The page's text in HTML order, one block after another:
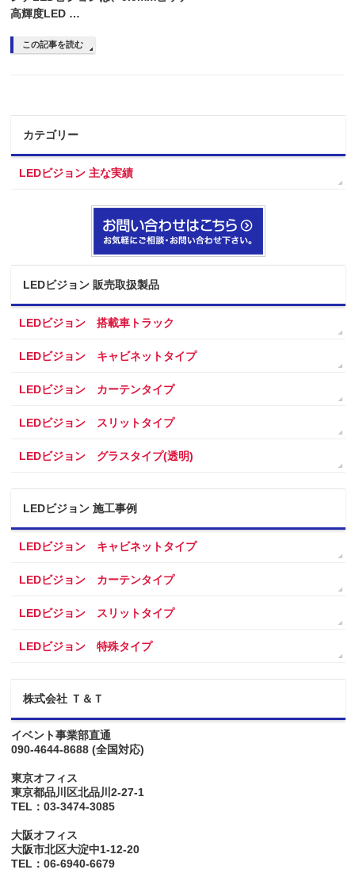
高輝度LED …
この記事を読む
カテゴリー
LEDビジョン 主な実績
LEDビジョン 販売取扱製品
LEDビジョン 搭載車トラック
LEDビジョン キャビネットタイプ
LEDビジョン カーテンタイプ
LEDビジョン スリットタイプ
LEDビジョン グラスタイプ(透明)
LEDビジョン 施工事例
LEDビジョン キャビネットタイプ
LEDビジョン カーテンタイプ
LEDビジョン スリットタイプ
LEDビジョン 特殊タイプ
株式会社 Ｔ＆Ｔ
イベント事業部直通
090-4644-8688 (全国対応)
東京オフィス
東京都品川区北品川2-27-1
TEL：03-3474-3085
大阪オフィス
大阪市北区大淀中1-12-20
TEL：06-6940-6679